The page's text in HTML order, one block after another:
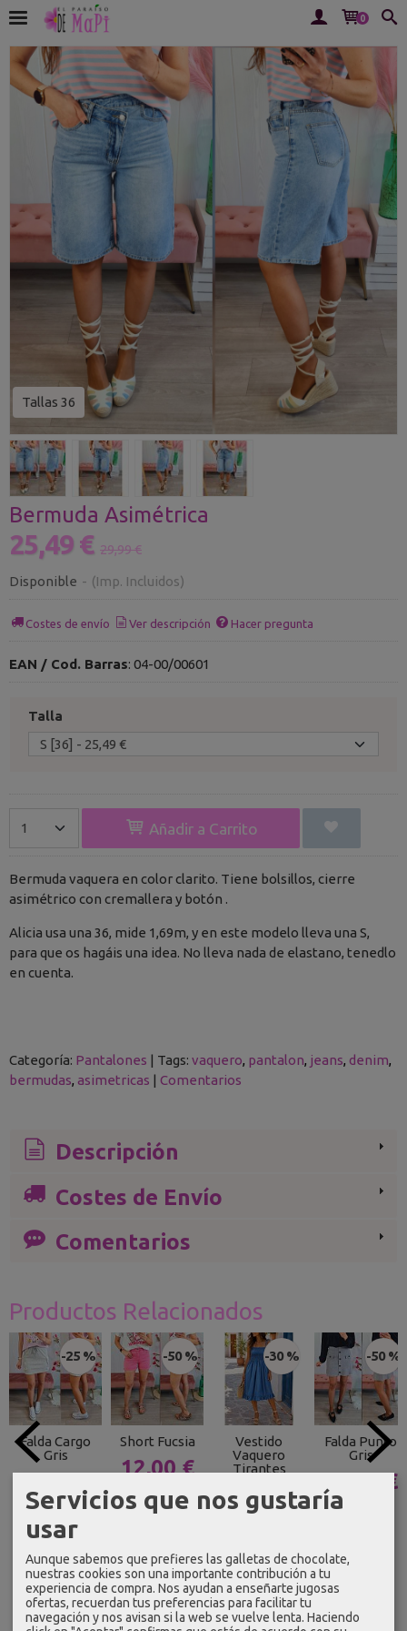
0
Tallas 36
Bermuda Asimétrica
25,49 € 29,99 €
Disponible - (Imp. Incluidos)
Costes de envío Ver descripción Hacer pregunta
EAN / Cod. Barras: 04-00/00601
Talla
Añadir a Carrito
Bermuda vaquera en color clarito. Tiene bolsillos, cierre
asimétrico con cremallera y botón .
Alicia usa una 36, mide 1,69m, y en este modelo lleva una S,
para que os hagáis una idea. No lleva nada de elastano, tenedlo
en cuenta.
Categoría: Pantalones | Tags: vaquero pantalon jeans denim
bermudas asimetricas | Comentarios
Descripción
Costes de Envío
Comentarios
Productos Relacionados
-25 %
Falda Cargo
Gris
15,74 €
20,99 €
-50 %
Short Fucsia
12,00 €
-30 %
Vestido
Vaquero
Tirantes
20,99 €
29,99 €
-50 %
Falda Punto
Gris
13,00 €
25,99 €
Servicios que nos gustaría
usar
Aunque sabemos que prefieres las galletas de chocolate,
nuestras cookies son una importante contribución a tu
experiencia de compra. Nos ayudan a enseñarte jugosas
ofertas, recuerdan tus preferencias para facilitar tu
navegación y nos avisan si la web se vuelve lenta. Haciendo